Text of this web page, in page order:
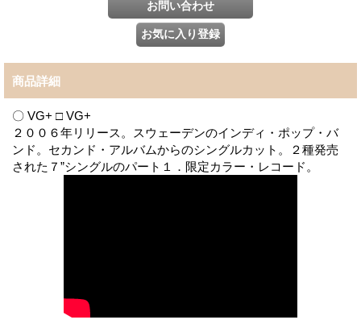
商品詳細
〇 VG+ □ VG+
２００６年リリース。スウェーデンのインディ・ポップ・バ
ンド。セカンド・アルバムからのシングルカット。２種発売
された７”シングルのパート１．限定カラー・レコード。